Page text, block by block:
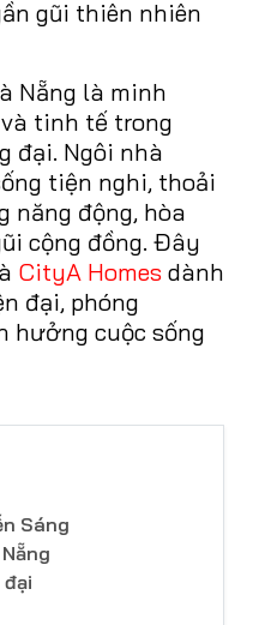
gũi thiên nhiên
Nẵng là minh
tinh tế trong
đại. Ngôi nhà
tiện nghi, thoải
năng động, hòa
cộng đồng. Đây
CityA Homes dành
đại, phóng
hưởng cuộc sống
Sáng
đại